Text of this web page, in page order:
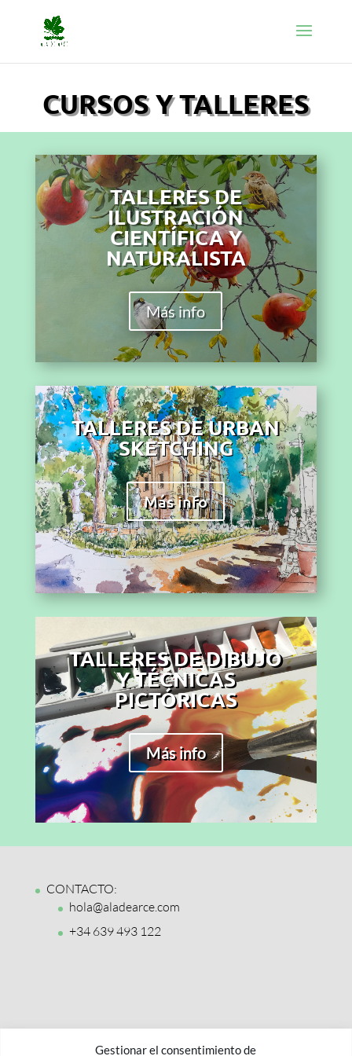
Gestionar el consentimiento de
CURSOS Y TALLERES
TALLERES DE
ILUSTRACIÓN
CIENTÍFICA Y
NATURALISTA
Más info
TALLERES DE URBAN
SKETCHING
Más info
TALLERES DE DIBUJO
Y TÉCNICAS
PICTÓRICAS
Más info
CONTACTO:
hola@aladearce.com
+34 639 493 122